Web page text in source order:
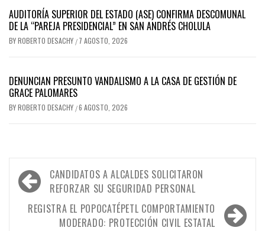
AUDITORÍA SUPERIOR DEL ESTADO (ASE) CONFIRMA DESCOMUNAL
DE LA “PAREJA PRESIDENCIAL” EN SAN ANDRÉS CHOLULA
BYROBERTO DESACHY / 7 AGOSTO, 2026
DENUNCIAN PRESUNTO VANDALISMO A LA CASA DE GESTIÓN DE
GRACE PALOMARES
BYROBERTO DESACHY /6 AGOSTO, 2026
Navegación
de
entradas
CANDIDATOS A ALCALDES SOLICITARON
REFORZAR SU SEGURIDAD PERSONAL
REGISTRA EL POPOCATÉPETL COMPORTAMIENTO
MODERADO: PROTECCIÓN CIVIL ESTATAL